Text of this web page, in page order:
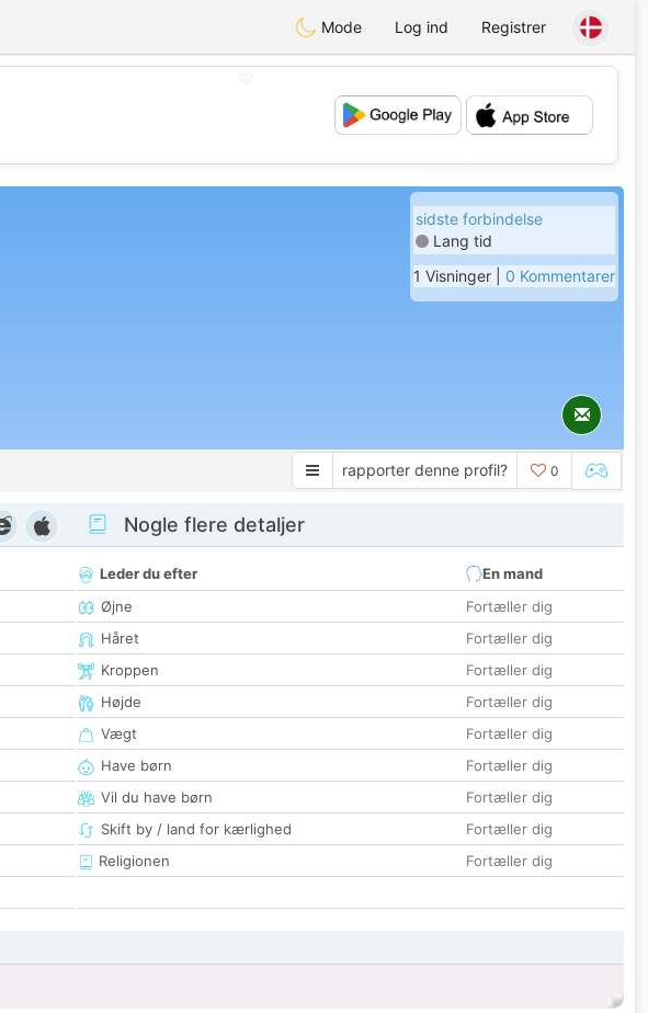
Mode Log ind Registrer
💕
sidste forbindelse
Lang tid
1 Visninger | 0 Kommentarer
rapporter denne profil? 0
Nogle flere detaljer
Leder du efter
En mand
Øjne
Fortæller dig
Håret
Fortæller dig
Kroppen
Fortæller dig
Højde
Fortæller dig
Vægt
Fortæller dig
Have børn
Fortæller dig
Vil du have børn
Fortæller dig
Skift by / land for kærlighed
Fortæller dig
Religionen
Fortæller dig